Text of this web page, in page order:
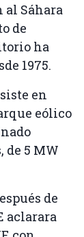
Sáhara
de
ha
1975.
en
eólico
de 5 MW
de
aclarara